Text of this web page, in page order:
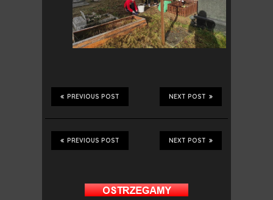
NEXT POST
PREVIOUS POST
NEXT POST
PREVIOUS POST